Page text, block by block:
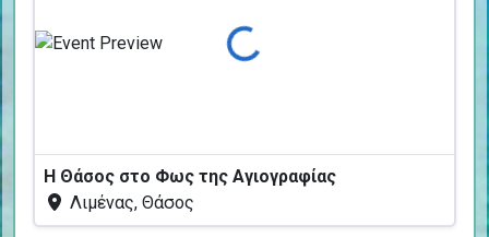
Η Θάσος στο Φως της Αγιογραφίας
Λιμένας, Θάσος